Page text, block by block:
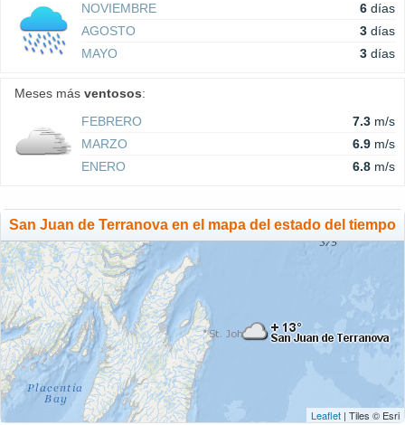
NOVIEMBRE
6 días
AGOSTO
3 días
MAYO
3 días
Meses más ventosos:
FEBRERO
7.3 m/s
MARZO
6.9 m/s
ENERO
6.8 m/s
San Juan de Terranova en el mapa del estado del tiempo
Leaflet | Tiles © Esri